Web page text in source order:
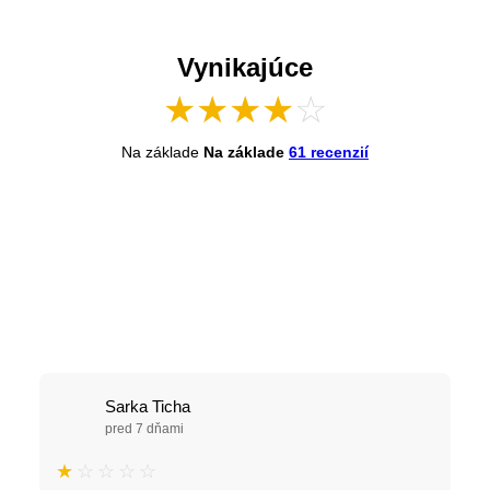
Vynikajúce
★★★★☆
Na základe Na základe 61 recenzií
Sarka Ticha
pred 7 dňami
★ ☆ ☆ ☆ ☆